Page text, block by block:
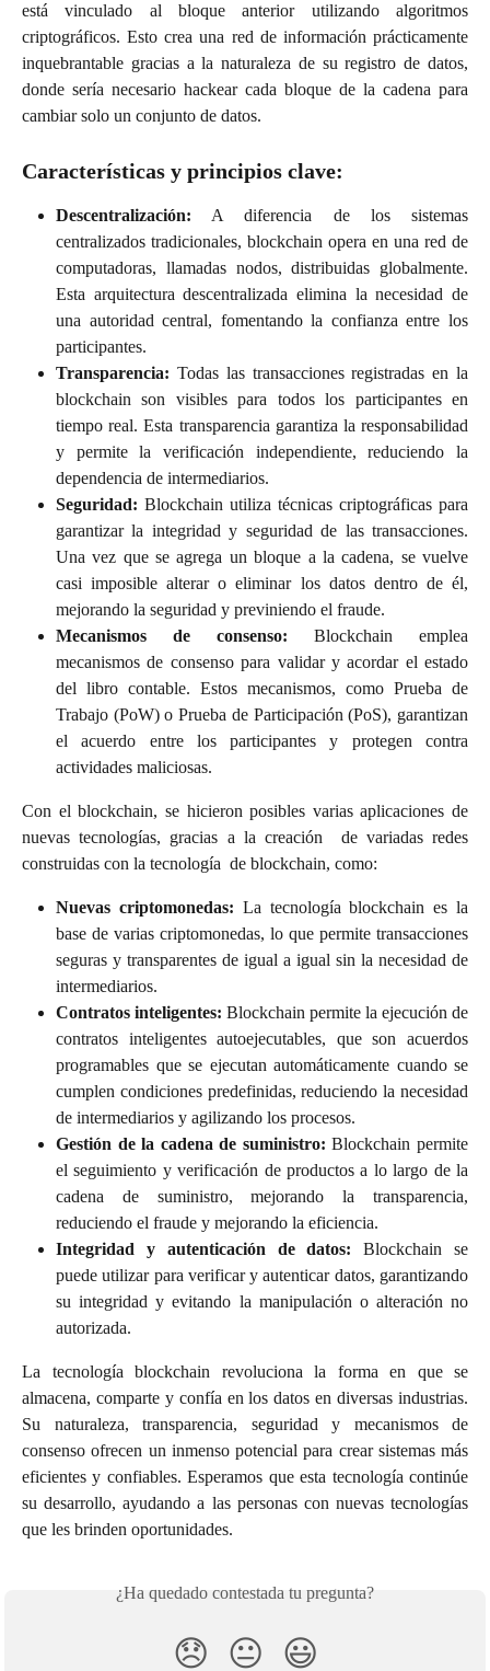
está vinculado al bloque anterior utilizando algoritmos
criptográficos. Esto crea una red de información prácticamente
inquebrantable gracias a la naturaleza de su registro de datos,
donde sería necesario hackear cada bloque de la cadena para
cambiar solo un conjunto de datos.
Características y principios clave:
Descentralización: A diferencia de los sistemas
centralizados tradicionales, blockchain opera en una red de
computadoras, llamadas nodos, distribuidas globalmente.
Esta arquitectura descentralizada elimina la necesidad de
una autoridad central, fomentando la confianza entre los
participantes.
Transparencia: Todas las transacciones registradas en la
blockchain son visibles para todos los participantes en
tiempo real. Esta transparencia garantiza la responsabilidad
y permite la verificación independiente, reduciendo la
dependencia de intermediarios.
Seguridad: Blockchain utiliza técnicas criptográficas para
garantizar la integridad y seguridad de las transacciones.
Una vez que se agrega un bloque a la cadena, se vuelve
casi imposible alterar o eliminar los datos dentro de él,
mejorando la seguridad y previniendo el fraude.
Mecanismos de consenso: Blockchain emplea
mecanismos de consenso para validar y acordar el estado
del libro contable. Estos mecanismos, como Prueba de
Trabajo (PoW) o Prueba de Participación (PoS), garantizan
el acuerdo entre los participantes y protegen contra
actividades maliciosas.
Con el blockchain, se hicieron posibles varias aplicaciones de
nuevas tecnologías, gracias a la creación de variadas redes
construidas con la tecnología de blockchain, como:
Nuevas criptomonedas: La tecnología blockchain es la
base de varias criptomonedas, lo que permite transacciones
seguras y transparentes de igual a igual sin la necesidad de
intermediarios.
Contratos inteligentes: Blockchain permite la ejecución de
contratos inteligentes autoejecutables, que son acuerdos
programables que se ejecutan automáticamente cuando se
cumplen condiciones predefinidas, reduciendo la necesidad
de intermediarios y agilizando los procesos.
Gestión de la cadena de suministro: Blockchain permite
el seguimiento y verificación de productos a lo largo de la
cadena de suministro, mejorando la transparencia,
reduciendo el fraude y mejorando la eficiencia.
Integridad y autenticación de datos: Blockchain se
puede utilizar para verificar y autenticar datos, garantizando
su integridad y evitando la manipulación o alteración no
autorizada.
La tecnología blockchain revoluciona la forma en que se
almacena, comparte y confía en los datos en diversas industrias.
Su naturaleza, transparencia, seguridad y mecanismos de
consenso ofrecen un inmenso potencial para crear sistemas más
eficientes y confiables. Esperamos que esta tecnología continúe
su desarrollo, ayudando a las personas con nuevas tecnologías
que les brinden oportunidades.
¿Ha quedado contestada tu pregunta?
😞 😐 😃